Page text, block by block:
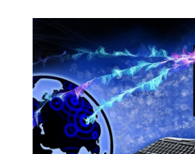
design og mer. I den...